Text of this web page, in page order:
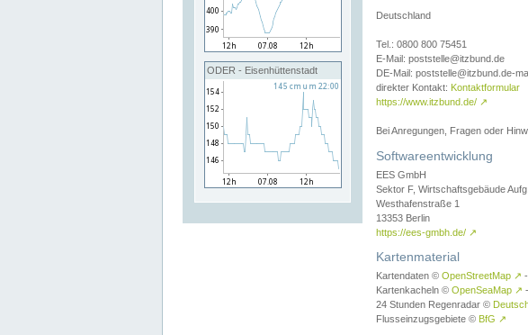
ODER - Eisenhüttenstadt
Deutschland
Tel.: 0800 800 75451
E-Mail: poststelle@itzbund.de
DE-Mail: poststelle@itzbund.de-
direkter Kontakt: Kontaktformular
https://www.itzbund.de/ ↗
Bei Anregungen, Fragen oder
Softwareentwicklung
EES GmbH
Sektor F, Wirtschaftsgebäude
Westhafenstraße 1
13353 Berlin
https://ees-gmbh.de/ ↗
Kartenmaterial
Kartendaten © OpenStreetMap ↗
Kartenkacheln © OpenSeaMap ↗
24 Stunden Regenradar ©
Flusseinzugsgebiete © BfG ↗